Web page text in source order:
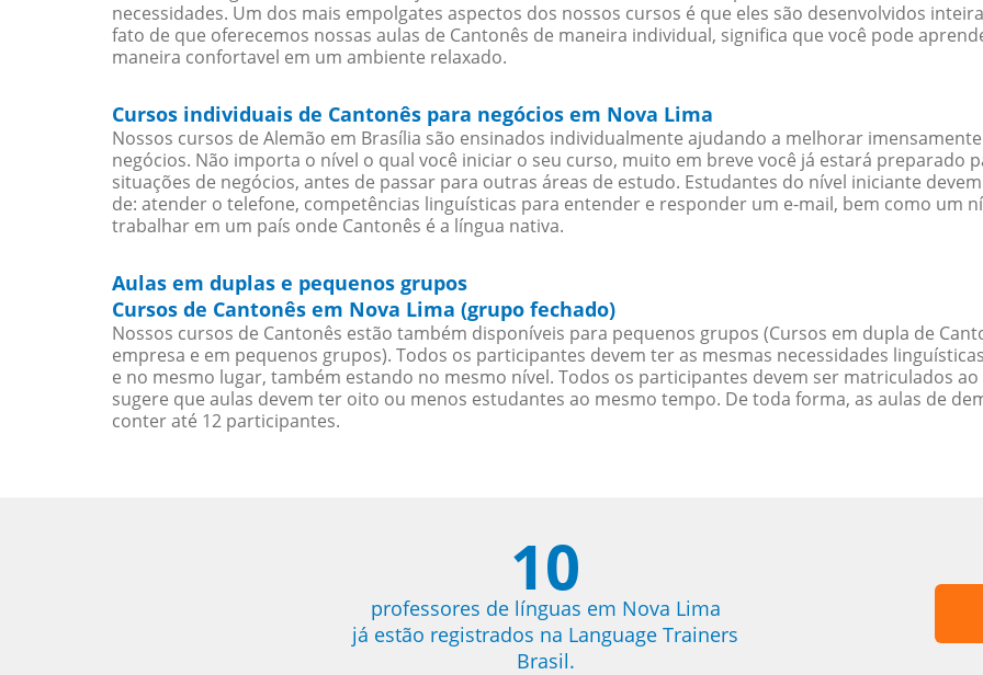
necessidades. Um dos mais empolgates aspectos dos nossos cursos é que eles são desenvolvidos
fato de que oferecemos nossas aulas de Cantonês de maneira individual, significa que você pode
maneira confortavel em um ambiente relaxado.
Cursos individuais de Cantonês para negócios em Nova Lima
Nossos cursos de Alemão em Brasília são ensinados individualmente ajudando a melhorar
negócios. Não importa o nível o qual você iniciar o seu curso, muito em breve você já estará preparado
situações de negócios, antes de passar para outras áreas de estudo. Estudantes do nível iniciante
de: atender o telefone, competências linguísticas para entender e responder um e-mail, bem como um
trabalhar em um país onde Cantonês é a língua nativa.
Aulas em duplas e pequenos grupos
Cursos de Cantonês em Nova Lima (grupo fechado)
Nossos cursos de Cantonês estão também disponíveis para pequenos grupos (Cursos em dupla de
empresa e em pequenos grupos). Todos os participantes devem ter as mesmas necessidades
e no mesmo lugar, também estando no mesmo nível. Todos os participantes devem ser matriculados
sugere que aulas devem ter oito ou menos estudantes ao mesmo tempo. De toda forma, as aulas de
conter até 12 participantes.
10
professores de línguas em Nova Lima
já estão registrados na Language Trainers
Brasil.